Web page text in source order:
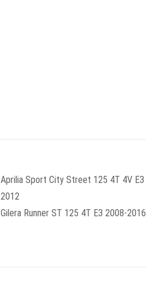
Aprilia Sport City Street 125 4T 4V E3
2012
Gilera Runner ST 125 4T E3 2008-2016